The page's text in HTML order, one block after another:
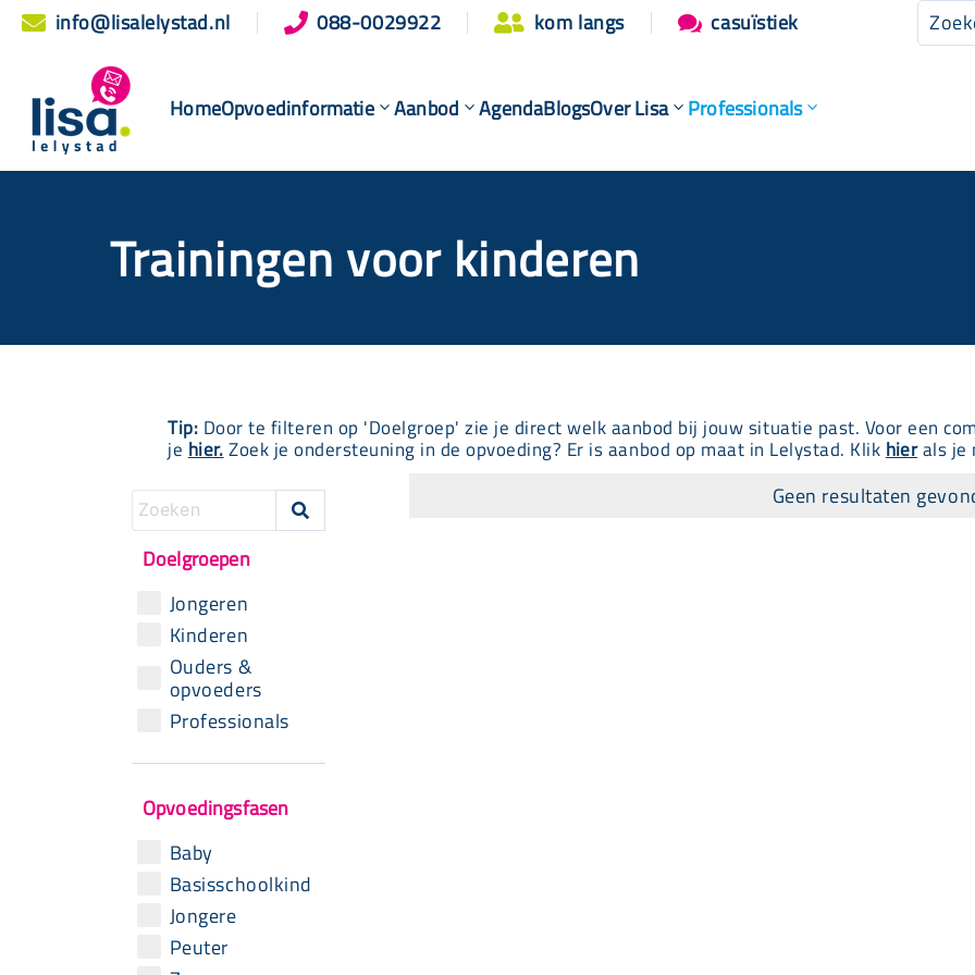
 info@lisalelystad.nl  088-0029922  kom langs  casuïstiek
HomeOpvoedinformatie Aanbod AgendaBlogsOver Lisa Professionals
Trainingen voor kinderen
Tip: Door te filteren op 'Doelgroep' zie je direct welk aanbod bij jouw situatie past. Voor een
je hier.Zoek je ondersteuning in de opvoeding? Er is aanbod op maat in Lelystad. Klik hierals je

Doelgroepen
Jongeren
Kinderen
Ouders &
opvoeders
Professionals
Opvoedingsfasen
Baby
Basisschoolkind
Jongere
Peuter
Geen resultaten